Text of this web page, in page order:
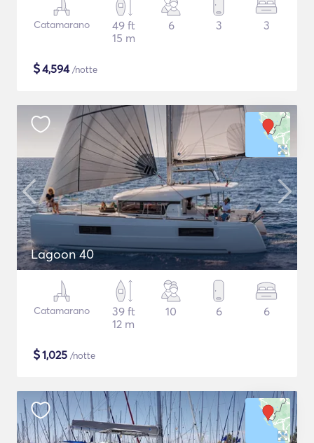
Catamarano
49 ft
15 m
6 3 3
$4,594/notte
Lagoon 40
Catamarano
39 ft
12 m
10 6 6
$1,025 /notte